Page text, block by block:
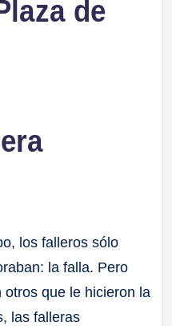
de
los falleros sólo
la falla. Pero
que le hicieron la
las falleras